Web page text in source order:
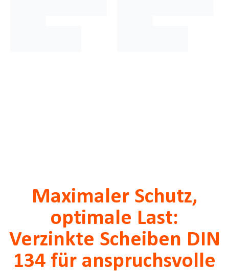
Maximaler Schutz,
optimale Last:
Verzinkte Scheiben DIN
134 für anspruchsvolle